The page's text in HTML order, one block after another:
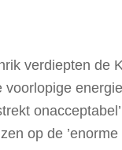
verdiepten de
voorlopige
op de ’enorme